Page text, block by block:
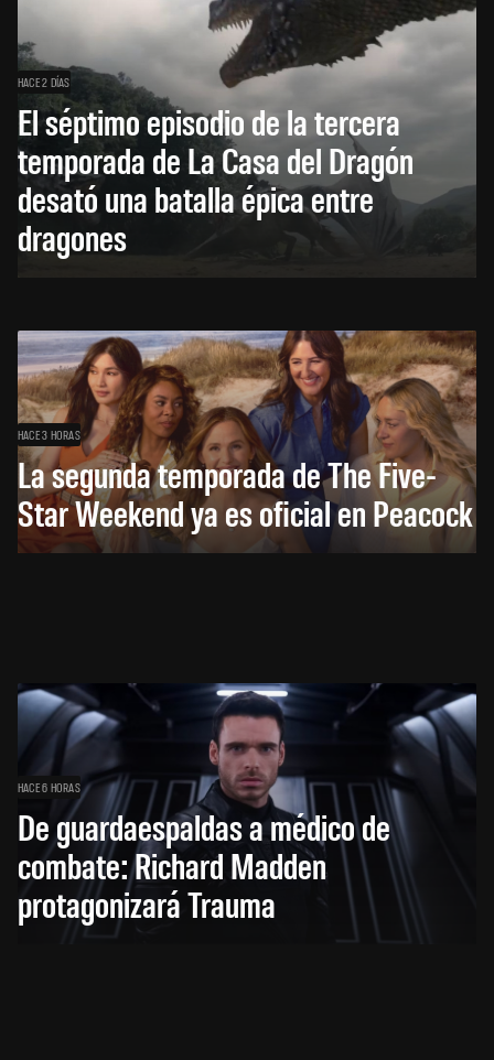
HACE 2 DÍAS
El séptimo episodio de la tercera
temporada de La Casa del Dragón
desató una batalla épica entre
dragones
HACE 3 HORAS
La segunda temporada de The Five-
Star Weekend ya es oficial en Peacock
HACE 6 HORAS
De guardaespaldas a médico de
combate: Richard Madden
protagonizará Trauma